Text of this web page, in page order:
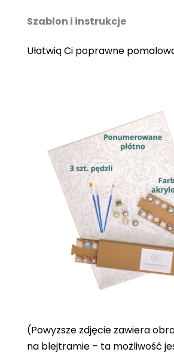
Szablon i instrukcje
Ułatwią Ci poprawne
(Powyższe zdjęcie zawiera
na blejtramie – ta możliwość